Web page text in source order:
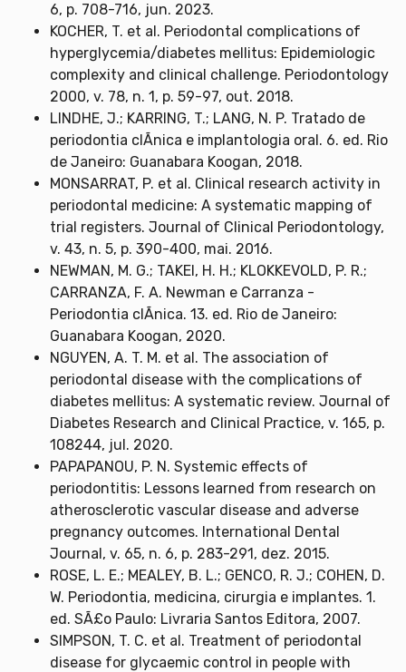
6, p. 708-716, jun. 2023.
KOCHER, T. et al. Periodontal complications of
hyperglycemia/diabetes mellitus: Epidemiologic
complexity and clinical challenge. Periodontology
2000, v. 78, n. 1, p. 59-97, out. 2018.
LINDHE, J.; KARRING, T.; LANG, N. P. Tratado de
periodontia clÃ­nica e implantologia oral. 6. ed. Rio
de Janeiro: Guanabara Koogan, 2018.
MONSARRAT, P. et al. Clinical research activity in
periodontal medicine: A systematic mapping of
trial registers. Journal of Clinical Periodontology,
v. 43, n. 5, p. 390-400, mai. 2016.
NEWMAN, M. G.; TAKEI, H. H.; KLOKKEVOLD, P. R.;
CARRANZA, F. A. Newman e Carranza -
Periodontia clÃ­nica. 13. ed. Rio de Janeiro:
Guanabara Koogan, 2020.
NGUYEN, A. T. M. et al. The association of
periodontal disease with the complications of
diabetes mellitus: A systematic review. Journal of
Diabetes Research and Clinical Practice, v. 165, p.
108244, jul. 2020.
PAPAPANOU, P. N. Systemic effects of
periodontitis: Lessons learned from research on
atherosclerotic vascular disease and adverse
pregnancy outcomes. International Dental
Journal, v. 65, n. 6, p. 283-291, dez. 2015.
ROSE, L. E.; MEALEY, B. L.; GENCO, R. J.; COHEN, D.
W. Periodontia, medicina, cirurgia e implantes. 1.
ed. SÃ£o Paulo: Livraria Santos Editora, 2007.
SIMPSON, T. C. et al. Treatment of periodontal
disease for glycaemic control in people with